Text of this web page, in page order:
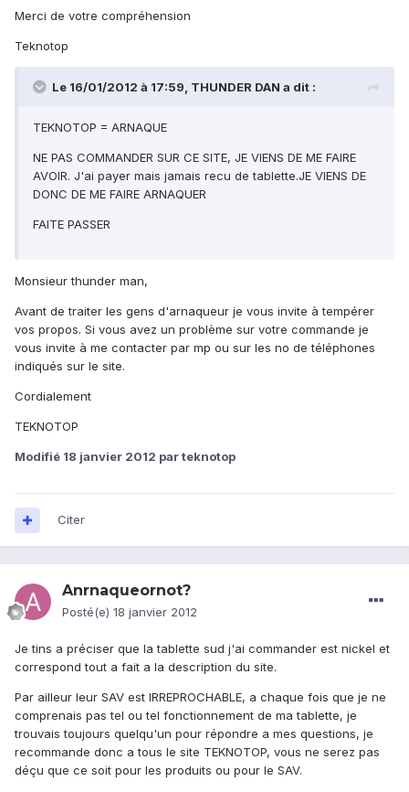
Merci de votre compréhension
Teknotop
Le 16/01/2012 à 17:59, THUNDER DAN a dit :
TEKNOTOP = ARNAQUE
NE PAS COMMANDER SUR CE SITE, JE VIENS DE ME FAIRE
AVOIR. J'ai payer mais jamais recu de tablette.JE VIENS DE
DONC DE ME FAIRE ARNAQUER
FAITE PASSER
Monsieur thunder man,
Avant de traiter les gens d'arnaqueur je vous invite à tempérer
vos propos. Si vous avez un problème sur votre commande je
vous invite à me contacter par mp ou sur les no de téléphones
indiqués sur le site.
Cordialement
TEKNOTOP
Modifié 18 janvier 2012 par teknotop
Citer
Anrnaqueornot?
Posté(e) 18 janvier 2012
Je tins a préciser que la tablette sud j'ai commander est nickel et
correspond tout a fait a la description du site.
Par ailleur leur SAV est IRREPROCHABLE, a chaque fois que je ne
comprenais pas tel ou tel fonctionnement de ma tablette, je
trouvais toujours quelqu'un pour répondre a mes questions, je
recommande donc a tous le site TEKNOTOP, vous ne serez pas
déçu que ce soit pour les produits ou pour le SAV.